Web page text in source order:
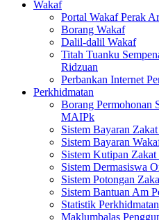
Wakaf
Portal Wakaf Perak
Borang Wakaf
Dalil-dalil Wakaf
Titah Tuanku
Ridzuan
Perbankan Internet
Perkhidmatan
Borang Permohonan
MAIPk
Sistem Bayaran
Sistem Bayaran
Sistem Kutipan
Sistem Dermasiswa
Sistem Potongan
Sistem Bantuan Am
Statistik
Maklumbalas